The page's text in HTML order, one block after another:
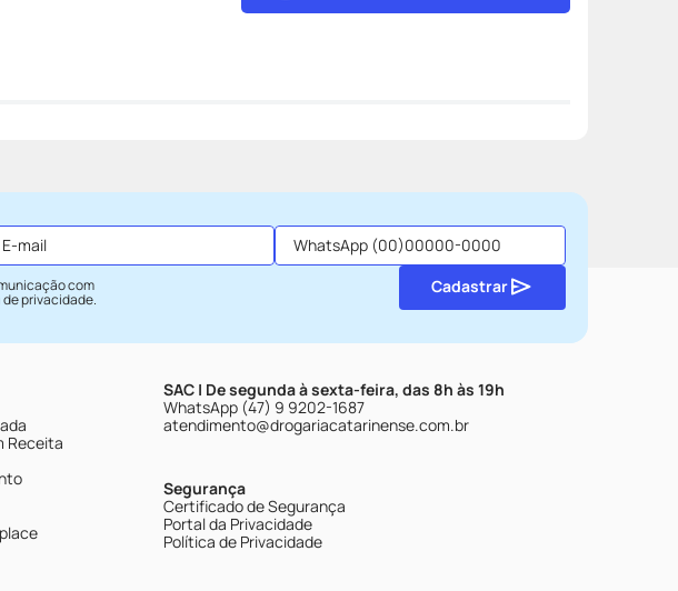
com
privacidade.
Cadastrar
Receita
SAC | De segunda à sexta-feira, das 8h às 19h
WhatsApp (47) 9 9202-1687
atendimento@drogariacatarinense.com.br
Segurança
Certificado de Segurança
Portal da Privacidade
Política de Privacidade